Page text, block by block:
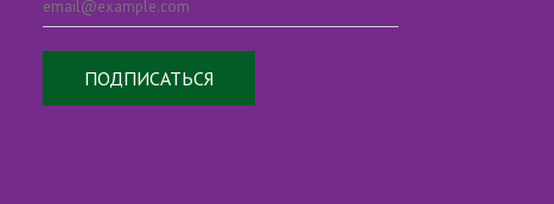
ПОДПИСАТЬСЯ